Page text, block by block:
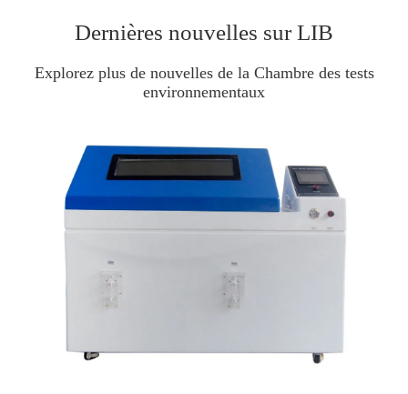
Dernières nouvelles sur LIB
Explorez plus de nouvelles de la Chambre des tests
environnementaux